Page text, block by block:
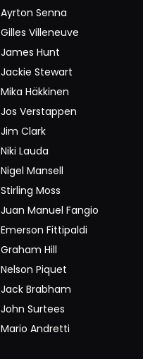
Ayrton Senna
Gilles Villeneuve
James Hunt
Jackie Stewart
Mika Häkkinen
Jos Verstappen
Jim Clark
Niki Lauda
Nigel Mansell
Stirling Moss
Juan Manuel Fangio
Emerson Fittipaldi
Graham Hill
Nelson Piquet
Jack Brabham
John Surtees
Mario Andretti